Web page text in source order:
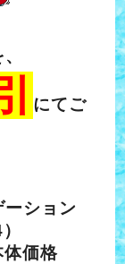
にてご
ション
価格